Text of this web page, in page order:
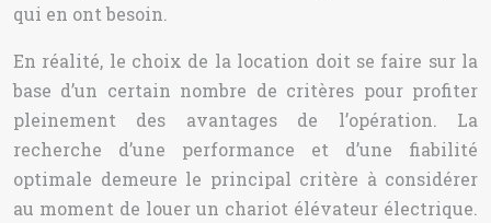
qui en ont besoin.
En réalité, le choix de la location doit se faire sur la
base d’un certain nombre de critères pour profiter
pleinement des avantages de l’opération. La
recherche d’une performance et d’une fiabilité
optimale demeure le principal critère à considérer
au moment de louer un chariot élévateur électrique.